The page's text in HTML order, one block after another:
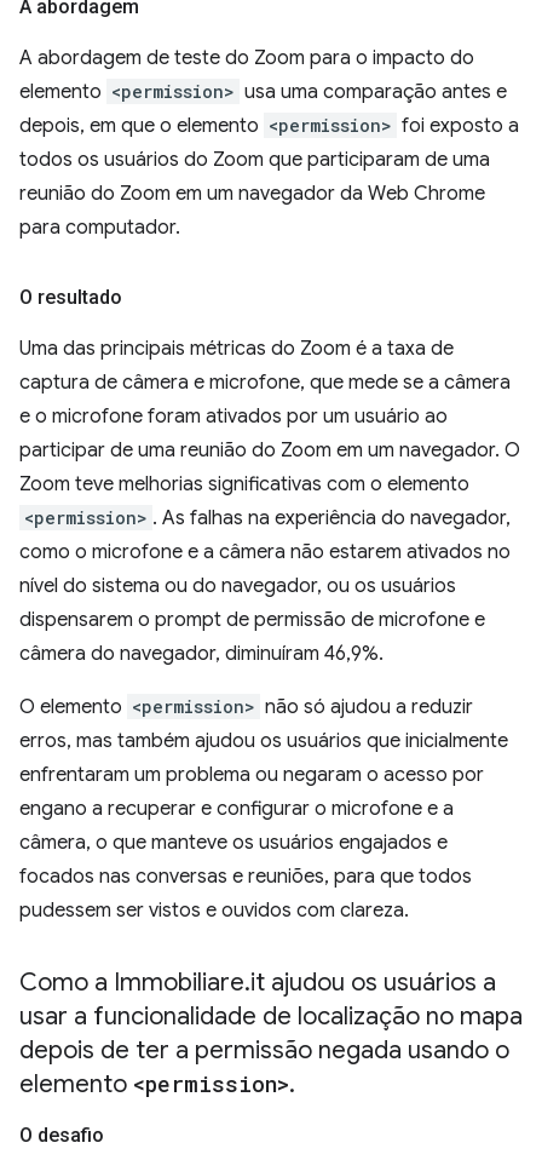
A abordagem
A abordagem de teste do Zoom para o impacto do
elemento <permission> usa uma comparação antes e
depois, em que o elemento <permission> foi exposto a
todos os usuários do Zoom que participaram de uma
reunião do Zoom em um navegador da Web Chrome
para computador.
O resultado
Uma das principais métricas do Zoom é a taxa de
captura de câmera e microfone, que mede se a câmera
e o microfone foram ativados por um usuário ao
participar de uma reunião do Zoom em um navegador. O
Zoom teve melhorias significativas com o elemento
<permission> . As falhas na experiência do navegador,
como o microfone e a câmera não estarem ativados no
nível do sistema ou do navegador, ou os usuários
dispensarem o prompt de permissão de microfone e
câmera do navegador, diminuíram 46,9%.
O elemento <permission> não só ajudou a reduzir
erros, mas também ajudou os usuários que inicialmente
enfrentaram um problema ou negaram o acesso por
engano a recuperar e configurar o microfone e a
câmera, o que manteve os usuários engajados e
focados nas conversas e reuniões, para que todos
pudessem ser vistos e ouvidos com clareza.
Como a Immobiliare.it ajudou os usuários a
usar a funcionalidade de localização no mapa
depois de ter a permissão negada usando o
elemento <permission>.
O desafio